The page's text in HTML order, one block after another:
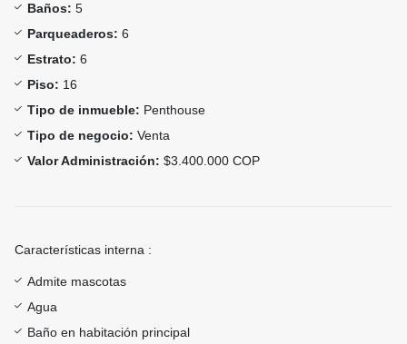
Baños: 5
Parqueaderos: 6
Estrato: 6
Piso: 16
Tipo de inmueble: Penthouse
Tipo de negocio: Venta
Valor Administración: $3.400.000 COP
Características interna :
Admite mascotas
Agua
Baño en habitación principal